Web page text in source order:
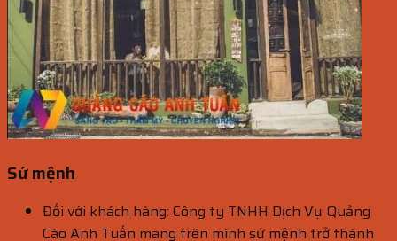
Sứ mệnh
Đối với khách hàng: Công ty TNHH Dịch Vụ Quảng
Cáo Anh Tuấn mang trên mình sứ mệnh trở thành